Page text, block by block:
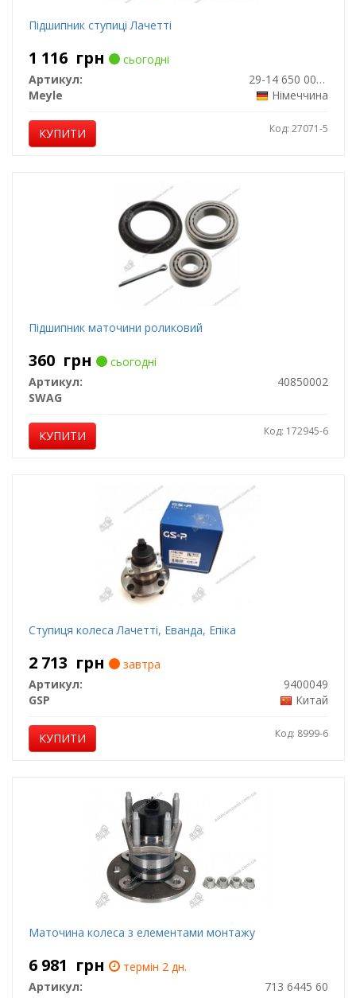
Підшипник ступиці Лачетті
1 116 грн
сьогодні
Артикул:
29-14 650 0002
Meyle
Німеччина
КУПИТИ Код: 27071-5
Підшипник маточини роликовий
360 грн
сьогодні
Артикул:
40850002
SWAG
КУПИТИ Код: 172945-6
Ступиця колеса Лачетті, Еванда, Епіка
2 713 грн
завтра
Артикул:
9400049
GSP
Китай
КУПИТИ Код: 8999-6
Маточина колеса з елементами монтажу
6 981 грн
термін 2 дн.
Артикул:
713 6445 60